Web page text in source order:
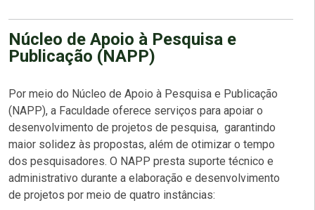
Núcleo de Apoio à Pesquisa e
Publicação (NAPP)
Por meio do Núcleo de Apoio à Pesquisa e Publicação
(NAPP), a Faculdade oferece serviços para apoiar o
desenvolvimento de projetos de pesquisa, garantindo
maior solidez às propostas, além de otimizar o tempo
dos pesquisadores. O NAPP presta suporte técnico e
administrativo durante a elaboração e desenvolvimento
de projetos por meio de quatro instâncias: